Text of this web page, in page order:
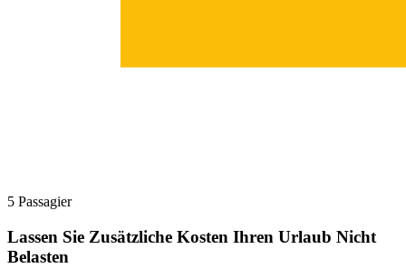
5 Passagier
Lassen Sie Zusätzliche Kosten Ihren Urlaub Nicht
Belasten